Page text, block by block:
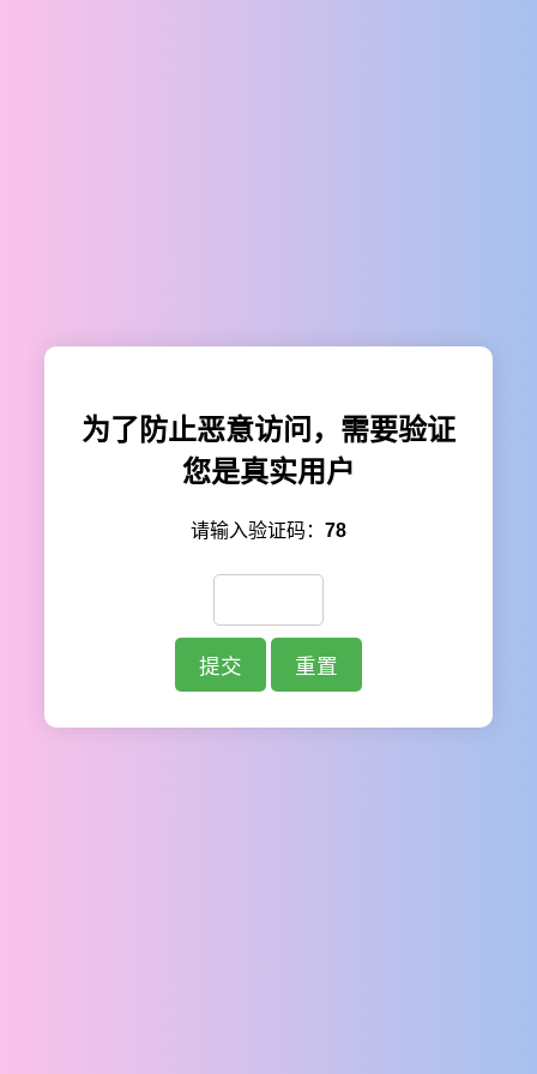
为了防止恶意访问，需要验证
您是真实用户
请输入验证码： 78
提交 重置